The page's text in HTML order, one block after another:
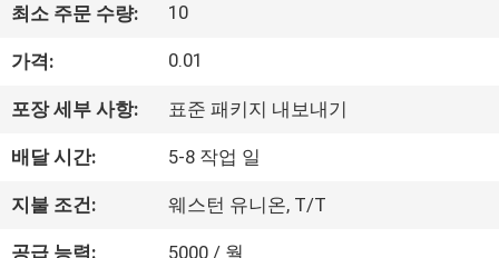
우
리
에
대
하
최소 주문 수량: 10
가격: 0.01
포장 세부 사항: 표준 패키지 내보내기
배달 시간: 5-8 작업 일
지불 조건: 웨스턴 유니온, T/T
공급 능력: 5000 / 월